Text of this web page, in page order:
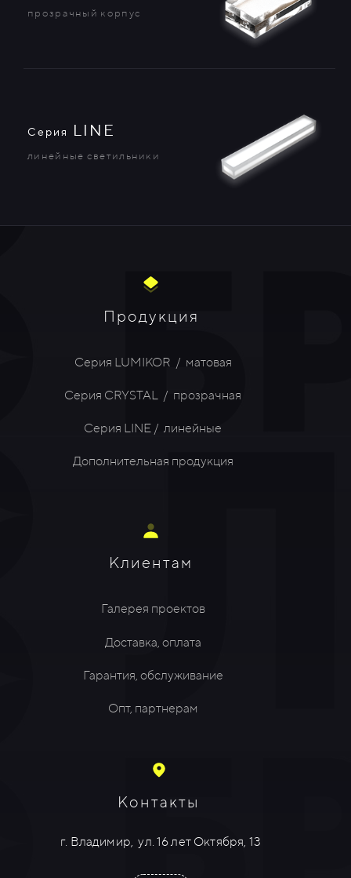
прозрачный корпус
Серия LINE
линейные светильники
Продукция
Серия LUMIKOR / матовая
Серия CRYSTAL / прозрачная
Серия LINE / линейные
Дополнительная продукция
Клиентам
Галерея проектов
Доставка, оплата
Гарантия, обслуживание
Опт, партнерам
Контакты
г. Владимир, ул. 16 лет Октября, 13